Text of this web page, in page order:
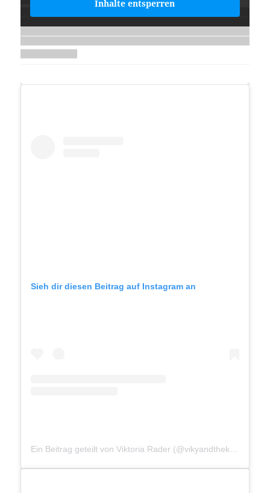
Inhalte entsperren
Sieh dir diesen Beitrag auf Instagram an